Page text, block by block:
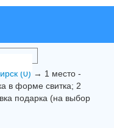
(0) → 1 место -
в форме свитка; 2
подарка (на выбор